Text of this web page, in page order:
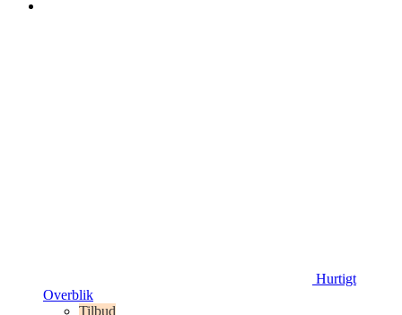
Hurtigt
Overblik
Tilbud